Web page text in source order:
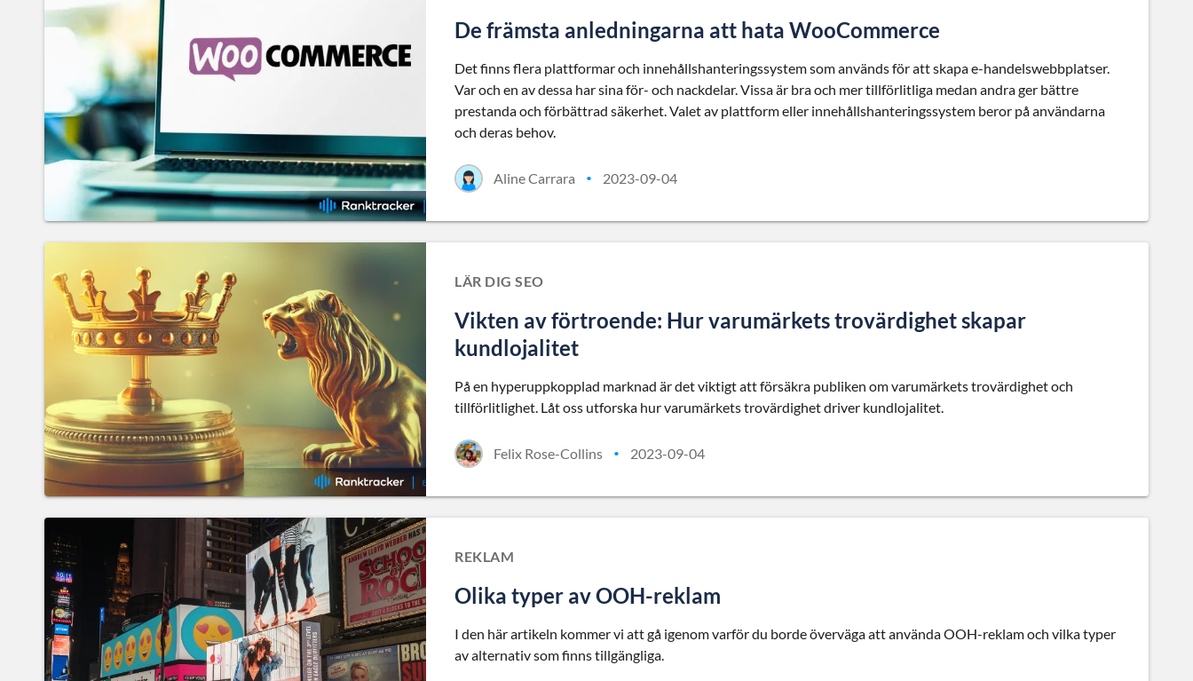
De främsta anledningarna att hata WooCommerce
Det finns flera plattformar och innehållshanteringssystem som används för att skapa e-handelswebbplatser.
Var och en av dessa har sina för- och nackdelar. Vissa är bra och mer tillförlitliga medan andra ger bättre
prestanda och förbättrad säkerhet. Valet av plattform eller innehållshanteringssystem beror på användarna
och deras behov.
Aline Carrara • 2023-09-04
LÄR DIG SEO
Vikten av förtroende: Hur varumärkets trovärdighet skapar
kundlojalitet
På en hyperuppkopplad marknad är det viktigt att försäkra publiken om varumärkets trovärdighet och
tillförlitlighet. Låt oss utforska hur varumärkets trovärdighet driver kundlojalitet.
Felix Rose-Collins • 2023-09-04
REKLAM
Olika typer av OOH-reklam
I den här artikeln kommer vi att gå igenom varför du borde överväga att använda OOH-reklam och vilka typer
av alternativ som finns tillgängliga.